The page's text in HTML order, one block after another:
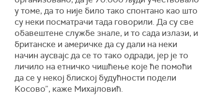
у томе, да то није било тако спонтано као што
су неки посматрачи тада говорили. Да су све
обавештене службе знале, и то сада излази, и
британске и америчке да су дали на неки
начин аусвајс да се то тако одради, јер је то
личило на етничко чишћење које ће помоћи
да се у некој блиској будућности подели
Kосово”, каже Михајловић.